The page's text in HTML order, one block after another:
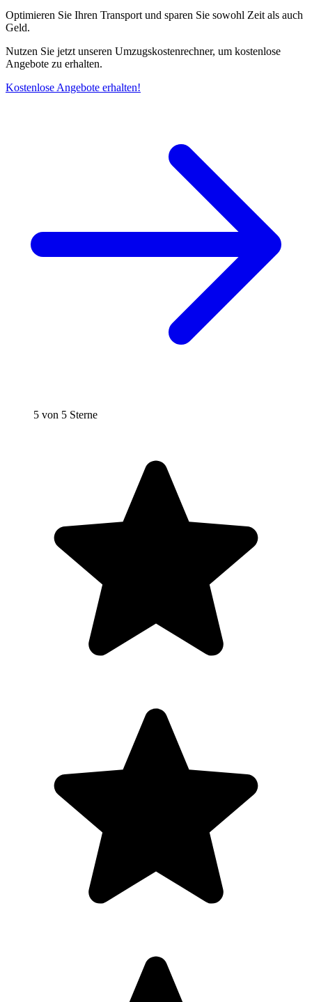
Optimieren Sie Ihren Transport und sparen Sie sowohl Zeit als auch
Geld.
Nutzen Sie jetzt unseren Umzugskostenrechner, um kostenlose
Angebote zu erhalten.
Kostenlose Angebote erhalten!
5 von 5 Sterne